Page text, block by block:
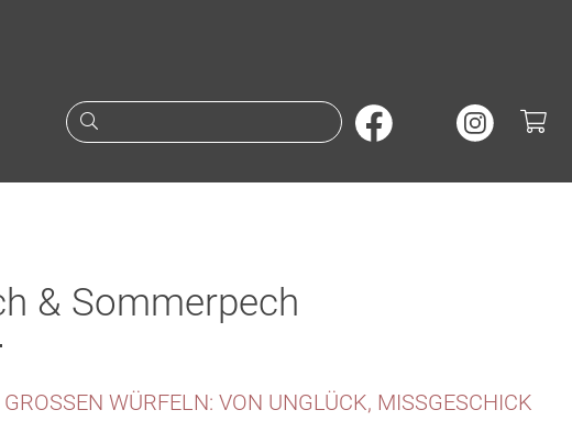
Suche nach Büchern oder
& Sommerpech
WÜRFELN: VON UNGLÜCK, MISSGESCHICK U